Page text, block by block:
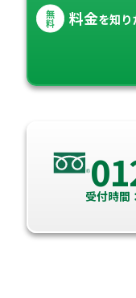
無
料 料金を知り
受付時間